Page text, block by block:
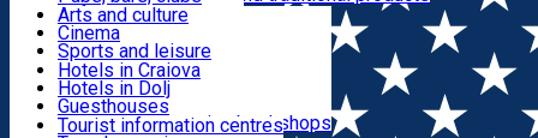
Accommodation
Useful
Cafes and teahouses
Sweets and ice cream
Fast-food
Arts and culture
Cinema
Sports and leisure
Horse riding
Swimming pools
Zoo
Shopping, souvenirs, bookshops
Hotels in Craiova
Hotels in Dolj
Guesthouses
Villas
Tourist information centres